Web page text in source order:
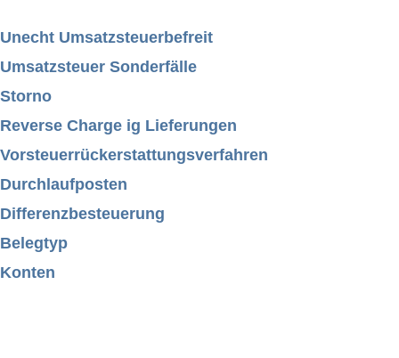
Unecht Umsatzsteuerbefreit
Umsatzsteuer Sonderfälle
Storno
Reverse Charge ig Lieferungen
Vorsteuerrückerstattungsverfahren
Durchlaufposten
Differenzbesteuerung
Belegtyp
Konten